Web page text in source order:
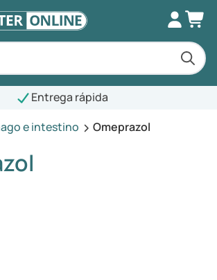
Entrega rápida
e intestino Omeprazol